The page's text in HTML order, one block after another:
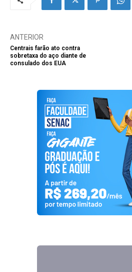
ANTERIOR
Centrais farão ato contra
sobretaxa do aço diante de
consulado dos EUA